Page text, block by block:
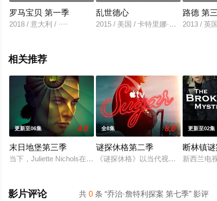
罗马宝贝 第一季
2018 / 意大利 / ····
乱世德心
2015 / 美国 / 卡特里娜·宝登林登·史
路德 第
2013 / 英
相关推荐
更新至06集 4.0
末日地堡第三季
当下，Juliette Nichols在被迫接受“净化”后幸存下来，但记忆却
全8集 8.0
谜探休格第二季
《谜探休格》以当代视角重新演绎
更新至02集
断林镇
新西兰电
共0 条 “乔治·詹特利探案 第七季” 影评
影片评论